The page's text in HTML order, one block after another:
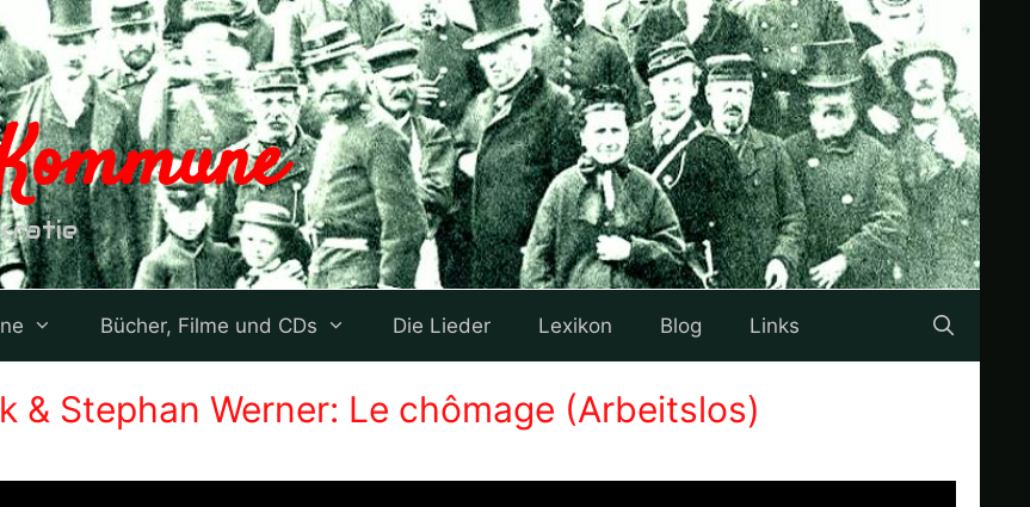
Bücher, Filme und CDs Die Lieder Lexikon Blog Links
& Stephan Werner: Le chômage (Arbeitslos)